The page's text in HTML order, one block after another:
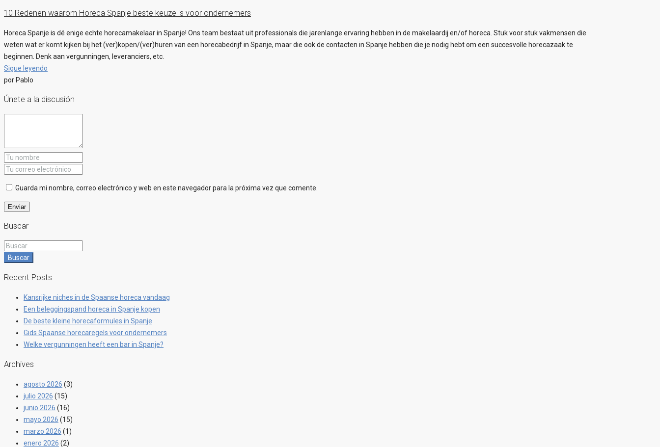
10 Redenen waarom Horeca Spanje beste keuze is voor ondernemers
Horeca Spanje is dé enige echte horecamakelaar in Spanje! Ons team bestaat uit professionals die jarenlange ervaring hebben in de makelaardij en/of horeca. Stuk voor stuk vakmensen die
weten wat er komt kijken bij het (ver)kopen/(ver)huren van een horecabedrijf in Spanje, maar die ook de contacten in Spanje hebben die je nodig hebt om een succesvolle horecazaak te
beginnen. Denk aan vergunningen, leveranciers, etc.
Sigue leyendo
por Pablo
Únete a la discusión
Guarda mi nombre, correo electrónico y web en este navegador para la próxima vez que comente.
Buscar
Buscar
Recent Posts
Kansrijke niches in de Spaanse horeca vandaag
Een beleggingspand horeca in Spanje kopen
De beste kleine horecaformules in Spanje
Gids Spaanse horecaregels voor ondernemers
Welke vergunningen heeft een bar in Spanje?
Archives
agosto 2026 (3)
julio 2026 (15)
junio 2026 (16)
mayo 2026 (15)
marzo 2026 (1)
enero 2026 (2)